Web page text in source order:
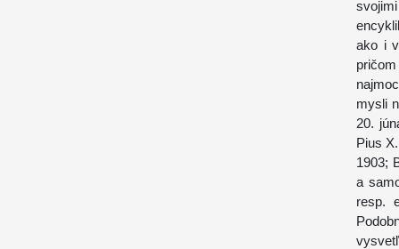
ako i
mysli
20.
Pius
1903;
a
resp.